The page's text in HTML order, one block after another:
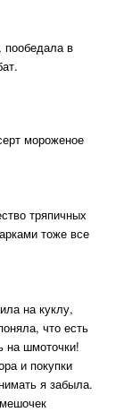
пообедала в
мороженое
тряпичных
тоже все
на куклу,
что есть
на шмоточки!
и покупки
я забыла.